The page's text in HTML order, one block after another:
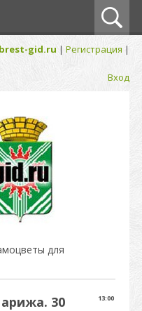
gid.ru | Регистрация |
Вход
для
13:00
30